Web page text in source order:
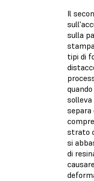
Il
sulla
tipi di
separa
strato
si
di